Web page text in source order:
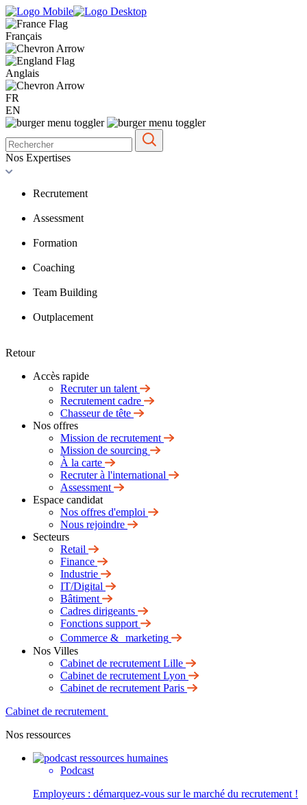
Français
Anglais
FR
EN
Nos Expertises
Recrutement
Assessment
Formation
Coaching
Team Building
Outplacement
Retour
Accès rapide
Recruter un talent
Recrutement cadre
Chasseur de tête
Nos offres
Mission de recrutement
Mission de sourcing
À la carte
Recruter à l'international
Assessment
Espace candidat
Nos offres d'emploi
Nous rejoindre
Secteurs
Retail
Finance
Industrie
IT/Digital
Bâtiment
Cadres dirigeants
Fonctions support
Commerce & marketing
Nos Villes
Cabinet de recrutement Lille
Cabinet de recrutement Lyon
Cabinet de recrutement Paris
Cabinet de recrutement
Nos ressources
Podcast
Employeurs : démarquez-vous sur le marché du recrutement !